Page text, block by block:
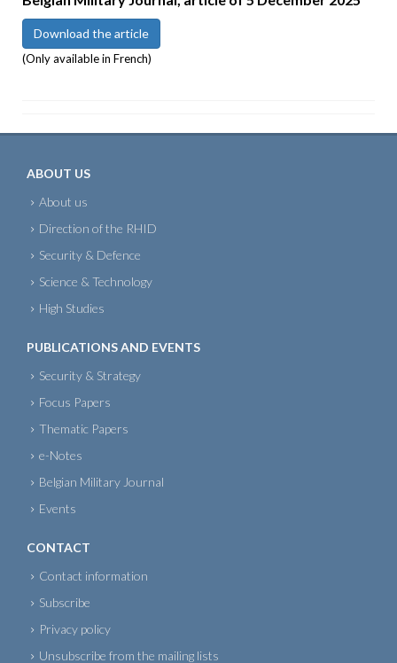
Download the article
(Only available in French)
ABOUT US
About us
Direction of the RHID
Security & Defence
Science & Technology
High Studies
PUBLICATIONS AND EVENTS
Security & Strategy
Focus Papers
Thematic Papers
e-Notes
Belgian Military Journal
Events
CONTACT
Contact information
Subscribe
Privacy policy
Unsubscribe from the mailing lists